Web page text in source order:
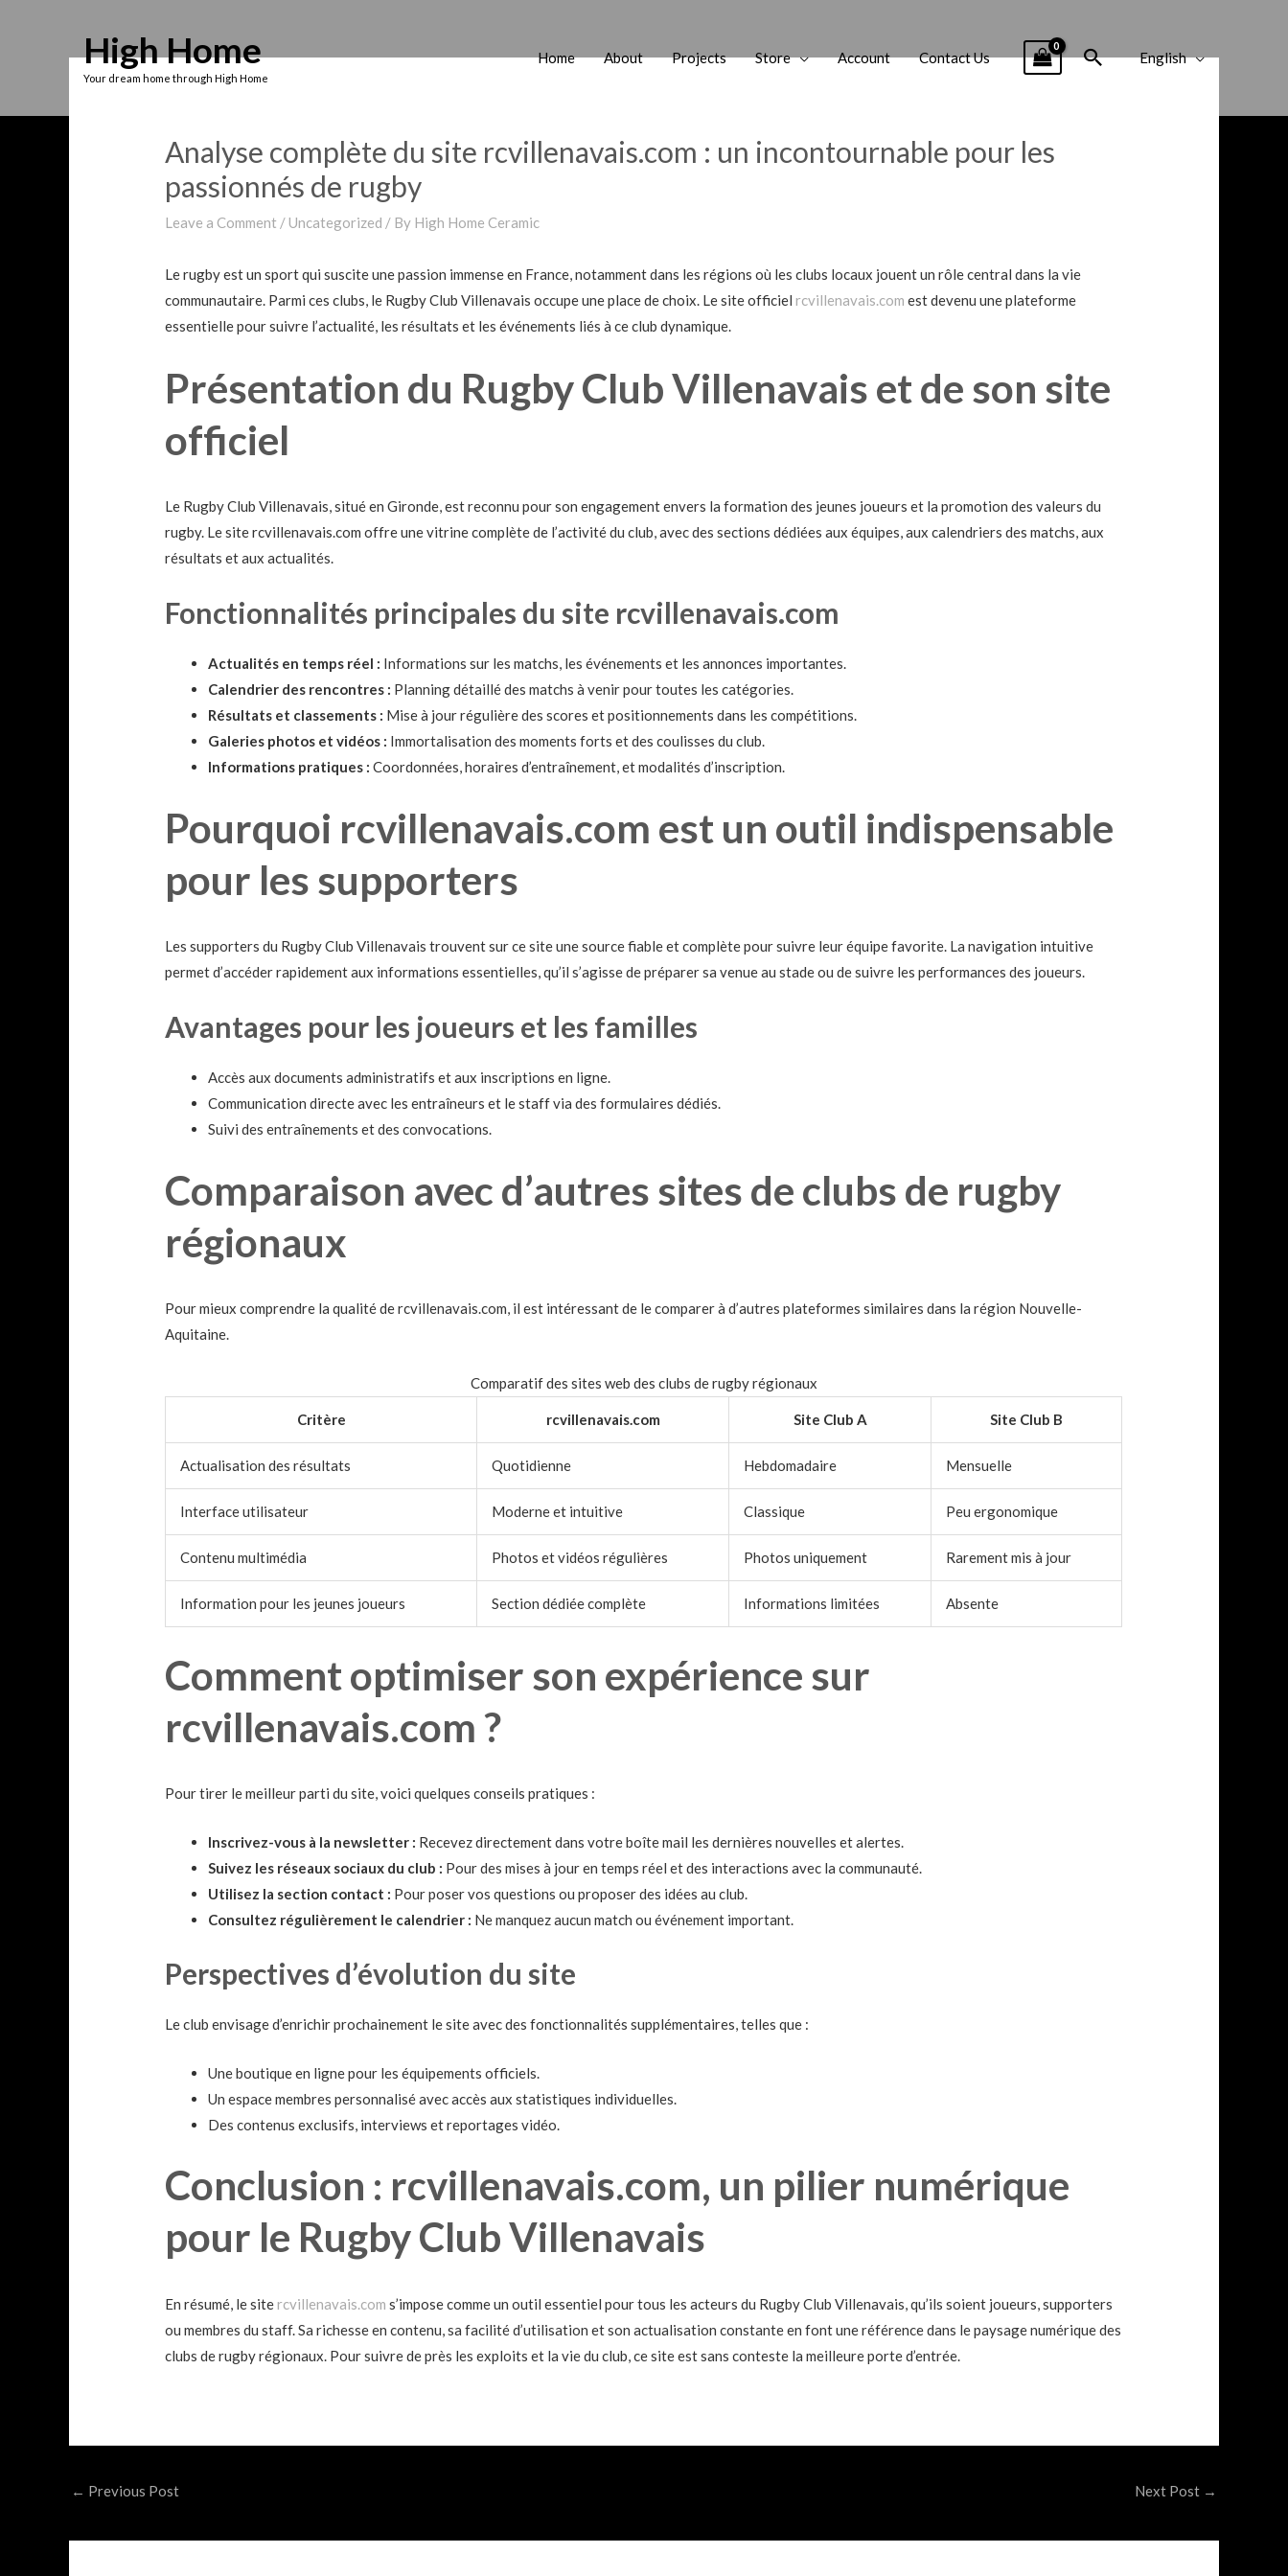
High Home
Your dream home through High Home
Home About Projects Store Account Contact Us SearchEnglish
Analyse complète du site rcvillenavais.com : un incontournable pour les
passionnés de rugby
Leave a Comment /Uncategorized / By High Home Ceramic
Le rugby est un sport qui suscite une passion immense en France, notamment dans les régions où les clubs locaux jouent un rôle central dans la vie
communautaire. Parmi ces clubs, le Rugby Club Villenavais occupe une place de choix. Le site officielrcvillenavais.com est devenu une plateforme
essentielle pour suivre l’actualité, les résultats et les événements liés à ce club dynamique.
Présentation du Rugby Club Villenavais et de son site
officiel
Le Rugby Club Villenavais, situé en Gironde, est reconnu pour son engagement envers la formation des jeunes joueurs et la promotion des valeurs du
rugby. Le site rcvillenavais.com offre une vitrine complète de l’activité du club, avec des sections dédiées aux équipes, aux calendriers des matchs, aux
résultats et aux actualités.
Fonctionnalités principales du site rcvillenavais.com
Actualités en temps réel : Informations sur les matchs, les événements et les annonces importantes.
Calendrier des rencontres : Planning détaillé des matchs à venir pour toutes les catégories.
Résultats et classements : Mise à jour régulière des scores et positionnements dans les compétitions.
Galeries photos et vidéos : Immortalisation des moments forts et des coulisses du club.
Informations pratiques : Coordonnées, horaires d’entraînement, et modalités d’inscription.
Pourquoi rcvillenavais.com est un outil indispensable
pour les supporters
Les supporters du Rugby Club Villenavais trouvent sur ce site une source fiable et complète pour suivre leur équipe favorite. La navigation intuitive
permet d’accéder rapidement aux informations essentielles, qu’il s’agisse de préparer sa venue au stade ou de suivre les performances des joueurs.
Avantages pour les joueurs et les familles
Accès aux documents administratifs et aux inscriptions en ligne.
Communication directe avec les entraîneurs et le staff via des formulaires dédiés.
Suivi des entraînements et des convocations.
Comparaison avec d’autres sites de clubs de rugby
régionaux
Pour mieux comprendre la qualité de rcvillenavais.com, il est intéressant de le comparer à d’autres plateformes similaires dans la région Nouvelle-
Aquitaine.
Comparatif des sites web des clubs de rugby régionaux
Critère rcvillenavais.com Site Club A Site Club B
Actualisation des résultats Quotidienne Hebdomadaire Mensuelle
Interface utilisateur Moderne et intuitive Classique Peu ergonomique
Contenu multimédia Photos et vidéos régulières Photos uniquement Rarement mis à jour
Information pour les jeunes joueurs Section dédiée complète Informations limitées Absente
Comment optimiser son expérience sur
rcvillenavais.com ?
Pour tirer le meilleur parti du site, voici quelques conseils pratiques :
Inscrivez-vous à la newsletter : Recevez directement dans votre boîte mail les dernières nouvelles et alertes.
Suivez les réseaux sociaux du club : Pour des mises à jour en temps réel et des interactions avec la communauté.
Utilisez la section contact : Pour poser vos questions ou proposer des idées au club.
Consultez régulièrement le calendrier : Ne manquez aucun match ou événement important.
Perspectives d’évolution du site
Le club envisage d’enrichir prochainement le site avec des fonctionnalités supplémentaires, telles que :
Une boutique en ligne pour les équipements officiels.
Un espace membres personnalisé avec accès aux statistiques individuelles.
Des contenus exclusifs, interviews et reportages vidéo.
Conclusion : rcvillenavais.com, un pilier numérique
pour le Rugby Club Villenavais
En résumé, le sitercvillenavais.com s’impose comme un outil essentiel pour tous les acteurs du Rugby Club Villenavais, qu’ils soient joueurs, supporters
ou membres du staff. Sa richesse en contenu, sa facilité d’utilisation et son actualisation constante en font une référence dans le paysage numérique des
clubs de rugby régionaux. Pour suivre de près les exploits et la vie du club, ce site est sans conteste la meilleure porte d’entrée.
Post
← Previous Post Next Post →